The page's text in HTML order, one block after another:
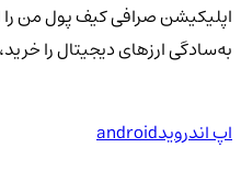
اپلیکیشن صرافی کیف پول من را
به‌سادگی ارزهای دیجیتال را
اپ اندرویدandroid